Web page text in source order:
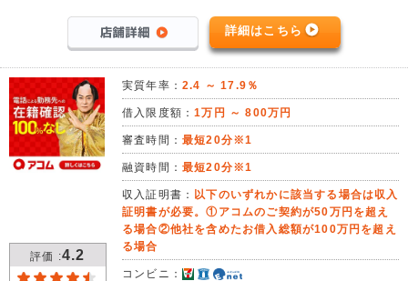
詳細はこちら
評価 :4.2
実質年率： 2.4 ～ 17.9％
借入限度額：1万円 ～ 800万円
審査時間： 最短20分※1
融資時間： 最短20分※1
収入証明書： 以下のいずれかに該当する場合は収入
証明書が必要。①アコムのご契約が50万円を超え
る場合②他社を含めたお借入総額が100万円を超え
る場合
コンビニ：